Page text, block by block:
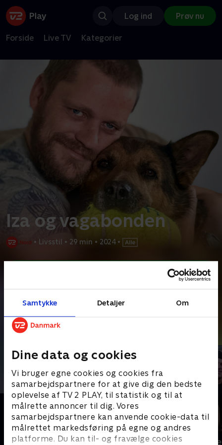
Samtykke Detaljer Om
Dine data og cookies
Vi bruger egne cookies og cookies fra
samarbejdspartnere for at give dig den bedste
oplevelse af TV 2 PLAY, til statistik og til at
målrette annoncer til dig. Vores
samarbejdspartnere kan anvende cookie-data til
målrettet markedsføring på egne og andres
platforme. Du kan til- og fravælge cookies
Log ind Prøv nu
Forside Live TV Kategorier
Iza og vagabonden
• Livsstil • 29 min • 2024 •
Bentøjet kan ikke mere, så nu har han fundet sig en
... Læs mere
*Kræver pakken Basis. Administrer dit abonnement på Mit TV 2.
Andre så også
Julelys for millioner